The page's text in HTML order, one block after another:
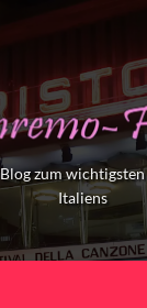
zum
Italiens